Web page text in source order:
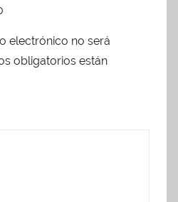
electrónico no será
obligatorios están